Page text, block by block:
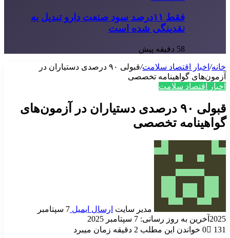
فقط ۱۱‌درصد سود صنعت دارو تبدیل به
نقدینگی شده است
58 دقیقه پیش
خانه/ اخبار اقتصاد سلامت/
قبولی ۹۰ درصدی دستیاران در
آزمون‌های گواهینامه تخصصی
اخبار اقتصاد سلامت
قبولی ۹۰ درصدی دستیاران در آزمون‌های
گواهینامه تخصصی
مدیر سایت ارسال ایمیل
7 سپتامبر
2025 آخرین به روز رسانی: 7 سپتامبر 2025
0
131 خواندن این مطلب 2 دقیقه زمان میبرد